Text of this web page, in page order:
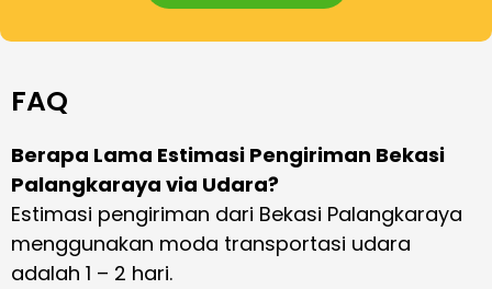
FAQ
Berapa Lama Estimasi Pengiriman Bekasi
Palangkaraya via Udara?
Estimasi pengiriman dari Bekasi Palangkaraya
menggunakan moda transportasi udara
adalah 1 – 2 hari.